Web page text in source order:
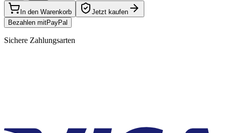
In den Warenkorb
Jetzt kaufen
Bezahlen mitPayPal
Sichere Zahlungsarten